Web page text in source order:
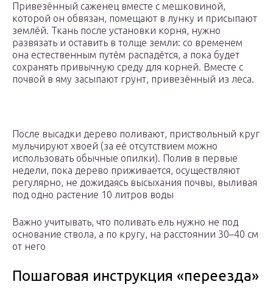
Привезённый саженец вместе с мешковиной,
которой он обвязан, помещают в лунку и присыпают
землёй. Ткань после установки корня, нужно
развязать и оставить в толще земли: со временем
она естественным путём распадётся, а пока будет
сохранять привычную среду для корней. Вместе с
почвой в яму засыпают грунт, привезённый из леса.
После высадки дерево поливают, приствольный круг
мульчируют хвоей (за её отсутствием можно
использовать обычные опилки). Полив в первые
недели, пока дерево приживается, осуществляют
регулярно, не дожидаясь высыхания почвы, выливая
под одно растение 10 литров воды
Важно учитывать, что поливать ель нужно не под
основание ствола, а по кругу, на расстоянии 30–40 см
от него
Пошаговая инструкция «переезда»